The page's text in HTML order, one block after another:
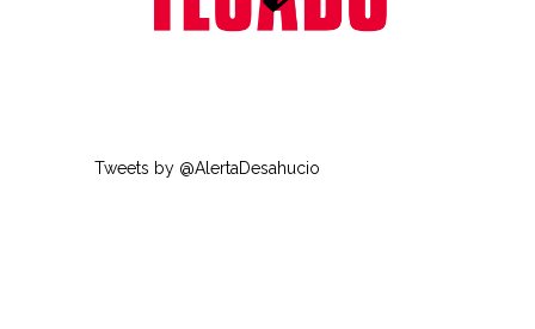
Tweets by @AlertaDesahucio